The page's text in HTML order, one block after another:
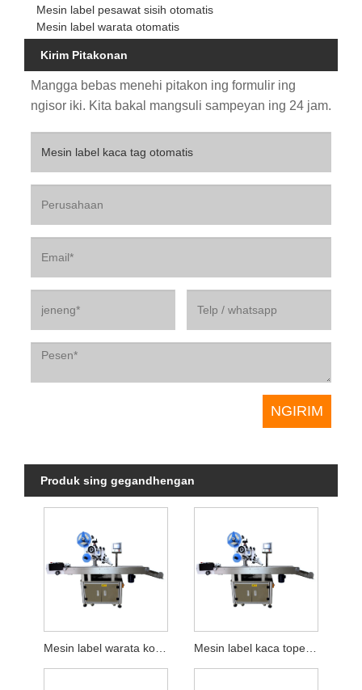
Mesin label pesawat sisih otomatis
Mesin label warata otomatis
Kirim Pitakonan
Mangga bebas menehi pitakon ing formulir ing
ngisor iki. Kita bakal mangsuli sampeyan ing 24 jam.
Produk sing gegandhengan
Mesin label warata kothak flos otomatis